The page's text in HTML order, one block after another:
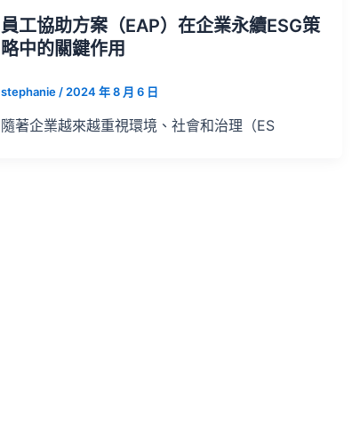
員工協助方案（EAP）在企業永續ESG策
略中的關鍵作用
stephanie/2024 年 8 月 6 日
隨著企業越來越重視環境、社會和治理（ES